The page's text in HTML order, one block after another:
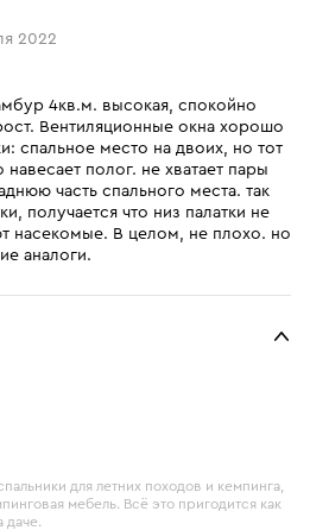
2022
4кв.м. высокая, спокойно
Вентиляционные окна хорошо
спальное место на двоих, но тот
навесает полог. не хватает пары
часть спального места. так
получается что низ палатки не
насекомые. В целом, не плохо. но
аналоги.
для летних походов и кемпинга,
мебель. Всё это пригодится как
даче.